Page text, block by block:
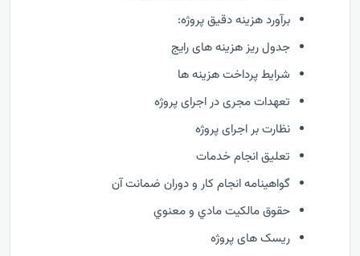
برآورد هزینه دقیق پروژه:
جدول ریز هزینه های رایج
شرایط پرداخت هزینه ها
تعهدات مجری در اجرای پروژه
نظارت بر اجرای پروژه
تعليق انجام خدمات
گواهينامه انجام كار و دوران ضمانت آن
حقوق مالكيت مادي و معنوي
ریسک های پروژه